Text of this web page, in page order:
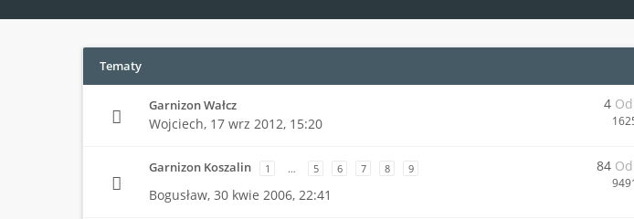
Tematy
Garnizon Wałcz
Wojciech, 17 wrz 2012, 15:20
4
Garnizon Koszalin 1 … 5 6 7 8 9
Bogusław, 30 kwie 2006, 22:41
84